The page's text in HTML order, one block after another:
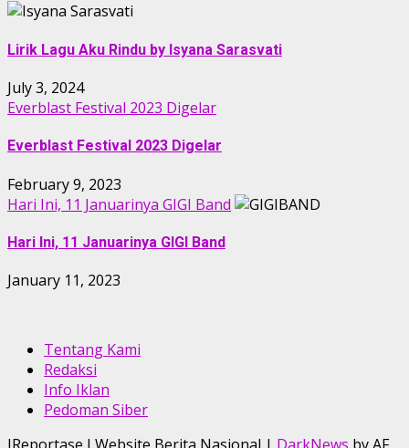
Lirik Lagu Aku Rindu by Isyana Sarasvati
July 3, 2024
Everblast Festival 2023 Digelar
Everblast Festival 2023 Digelar
February 9, 2023
Hari Ini, 11 Januarinya GIGI Band
Hari Ini, 11 Januarinya GIGI Band
January 11, 2023
Tentang Kami
Redaksi
Info Iklan
Pedoman Siber